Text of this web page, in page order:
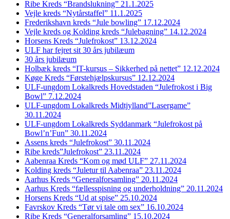
Ribe Kreds “Brandslukning” 21.1.2025
Vejle kreds “Nytårstaffel” 11.1.2025
Frederikshavn kreds “Jule bowling” 17.12.2024
Vejle kreds og Kolding kreds “Julebagning” 14.12.2024
Horsens Kreds “Julefrokost” 13.12.2024
ULF har fejret sit 30 års jubilæum
30 års jubilæum
Holbæk kreds “IT-kursus – Sikkerhed på nettet” 12.12.2024
Køge Kreds “Førstehjælpskursus” 12.12.2024
ULF-ungdom Lokalkreds Hovedstaden “Julefrokost i Big
Bowl” 7.12.2024
ULF-ungdom Lokalkreds Midtjylland”Lasergame”
30.11.2024
ULF-ungdom Lokalkreds Syddanmark “Julefrokost på
Bowl’n’Fun” 30.11.2024
Assens kreds “Julefrokost” 30.11.2024
Ribe kreds”Julefrokost” 23.11.2024
Aabenraa Kreds “Kom og mød ULF” 27.11.2024
Kolding kreds “Juletur til Aabenraa” 23.11.2024
Aarhus Kreds “Generalforsamling” 20.11.2024
Aarhus Kreds “fællesspisning og underholdning” 20.11.2024
Horsens Kreds “Ud at spise” 25.10.2024
Favrskov Kreds “Tør vi tale om sex” 16.10.2024
Ribe Kreds “Generalforsamling” 15.10.2024